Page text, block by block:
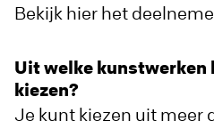
Bekijk hier het
Uit welke kunstwerken
kiezen?
Je kunt kiezen uit meer